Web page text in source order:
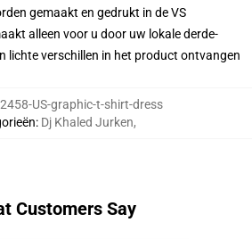
gemaakt en gedrukt in de VS
alleen voor u door uw lokale derde-
lichte verschillen in het product ontvangen
US-graphic-t-shirt-dress
: Dj Khaled Jurken,
Customers Say